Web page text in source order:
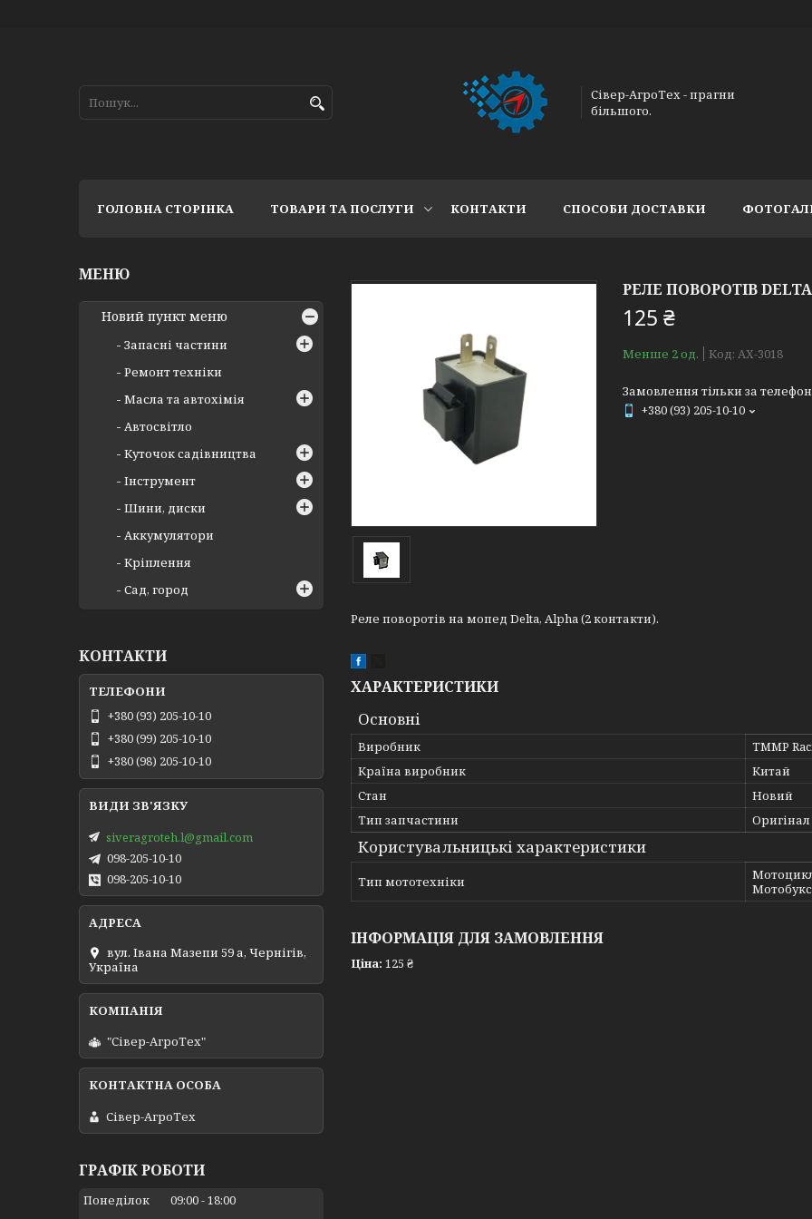
Сівер-АгроТех - прагни
більшого.
ГОЛОВНА СТОРІНКА ТОВАРИ ТА ПОСЛУГИ КОНТАКТИ СПОСОБИ ДОСТАВКИ
РЕЛЕ ПОВОРОТІВ
125 ₴
Менше 2 од. Код: АХ-3018
Замовлення тільки за
+380 (93) 205-10-10
Реле поворотів на мопед Delta, Alpha (2 контакти).
ХАРАКТЕРИСТИКИ
Основні
Виробник
TMMP
Країна виробник
Китай
Стан
Новий
Тип запчастини
Оригінал
Користувальницькі характеристики
Тип мототехніки
ІНФОРМАЦІЯ ДЛЯ ЗАМОВЛЕННЯ
Ціна: 125 ₴
Новий пункт меню
Запасні частини
Ремонт техніки
Масла та автохімія
Автосвітло
Куточок садівництва
Інструмент
Шини, диски
Аккумулятори
Кріплення
Сад, город
КОНТАКТИ
+380 (93) 205-10-10
+380 (99) 205-10-10
+380 (98) 205-10-10
siveragroteh.l@gmail.com
098-205-10-10
098-205-10-10
вул. Івана Мазепи 59 а, Чернігів,
Україна
"Сівер-АгроТех"
Сівер-АгроТех
ГРАФІК РОБОТИ
Понеділок 09:00 18:00